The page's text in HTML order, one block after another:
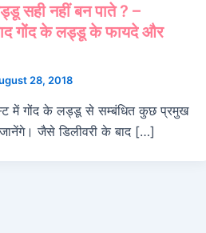
सही नहीं बन पाते ? –
गोंद के लड्डू के फायदे और
28, 2018
में गोंद के लड्डू से सम्बंधित कुछ प्रमुख
जैसे डिलीवरी के बाद […]